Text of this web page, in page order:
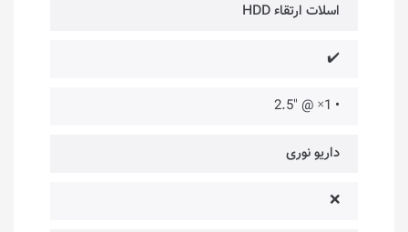
اسلات ارتقاء HDD
✔️
• 1× @ "2.5
داریو نوری
❌